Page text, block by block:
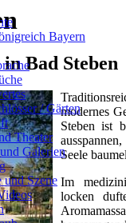
Bad Steben
modernes
Steben ist
Seele
Im
locken
Bayern
/ Gärten
Theater
Galerien
Szene